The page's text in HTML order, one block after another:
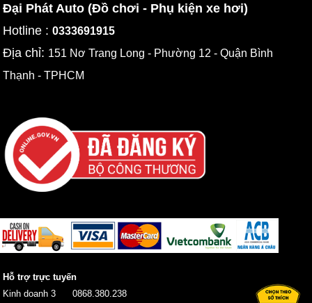
Đại Phát Auto (Đồ chơi - Phụ kiện xe hơi)
Hotline :0333691915
Địa chỉ: 151 Nơ Trang Long - Phường 12 - Quận Bình
Thạnh - TPHCM
Hỗ trợ trực tuyến
Kinh doanh 3
0868.380.238